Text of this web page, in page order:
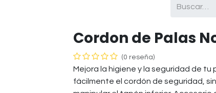
Cordon de Palas
(0 reseña)
Mejora la higiene y la seguridad de
fácilmente el cordón de seguridad,